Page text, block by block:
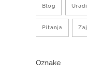
Blog
Pitanja
Oznake